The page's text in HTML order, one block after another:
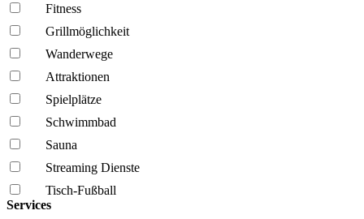
Fitness
Grillmöglich­keit
Wanderwege
Attraktionen
Spielplätze
Schwimmbad
Sauna
Streaming Dienste
Tisch-Fußball
Services